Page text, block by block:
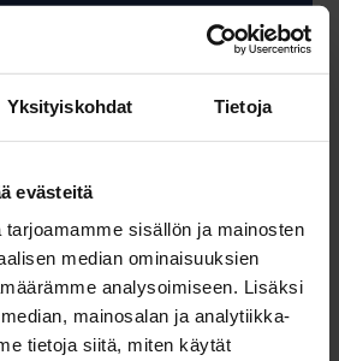
Yksityiskohdat Tietoja
evästeitä
sisällön ja mainosten
median ominaisuuksien
analysoimiseen. Lisäksi
mainosalan ja analytiikka-
tietoja siitä, miten käytät
kasvuun ja
klo 12.00 - 17.00